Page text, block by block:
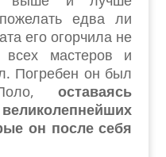
едва ли
его огорчила не
мастеров и
Погребен он был
оставаясь
он после себя